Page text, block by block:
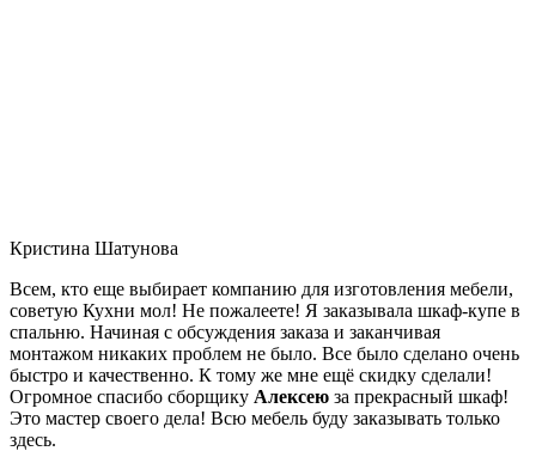
Кристина Шатунова
Всем, кто еще выбирает компанию для изготовления мебели,
советую Кухни мол! Не пожалеете! Я заказывала шкаф-купе в
спальню. Начиная с обсуждения заказа и заканчивая
монтажом никаких проблем не было. Все было сделано очень
быстро и качественно. К тому же мне ещё скидку сделали!
Огромное спасибо сборщику Алексею за прекрасный шкаф!
Это мастер своего дела! Всю мебель буду заказывать только
здесь.